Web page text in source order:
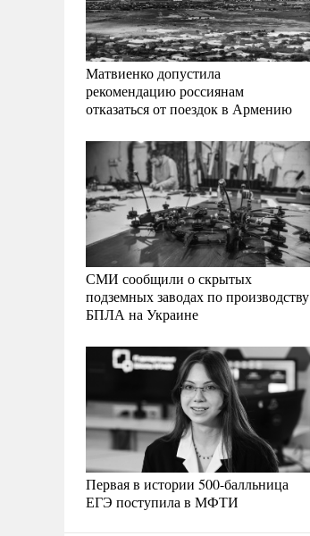
Матвиенко допустила
рекомендацию россиянам
отказаться от поездок в Армению
СМИ сообщили о скрытых
подземных заводах по производству
БПЛА на Украине
Первая в истории 500-балльница
ЕГЭ поступила в МФТИ